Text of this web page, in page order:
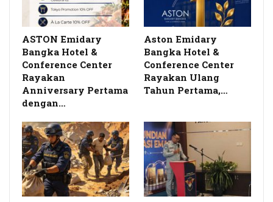
ASTON Emidary
Bangka Hotel &
Conference Center
Rayakan
Anniversary Pertama
dengan…
Aston Emidary
Bangka Hotel &
Conference Center
Rayakan Ulang
Tahun Pertama,…